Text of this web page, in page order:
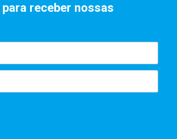
receber nossas